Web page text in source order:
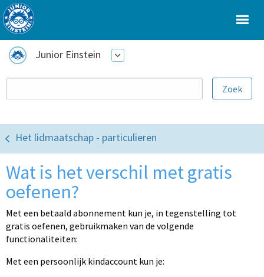
Junior Einstein
Het lidmaatschap - particulieren
Wat is het verschil met gratis
oefenen?
Met een betaald abonnement kun je, in tegenstelling tot
gratis oefenen, gebruikmaken van de volgende
functionaliteiten:
Met een persoonlijk kindaccount kun je: